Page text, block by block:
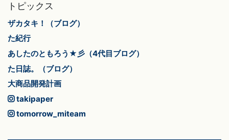
トピックス
ザカタキ！（ブログ）
た紀行
あしたのともろう★彡（4代目ブログ）
た日誌。（ブログ）
大商品開発計画
takipaper
tomorrow_miteam